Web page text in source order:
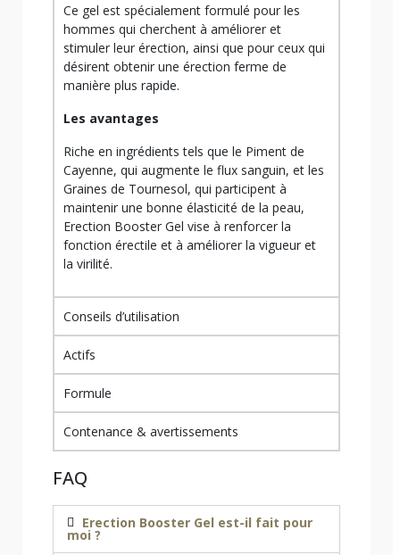
Ce gel est spécialement formulé pour les
hommes qui cherchent à améliorer et
stimuler leur érection, ainsi que pour ceux qui
désirent obtenir une érection ferme de
manière plus rapide.
Les avantages
Riche en ingrédients tels que le Piment de
Cayenne, qui augmente le flux sanguin, et les
Graines de Tournesol, qui participent à
maintenir une bonne élasticité de la peau,
Erection Booster Gel vise à renforcer la
fonction érectile et à améliorer la vigueur et
la virilité.
Conseils d’utilisation
Actifs
Formule
Contenance & avertissements
FAQ
Erection Booster Gel est-il fait pour
moi ?